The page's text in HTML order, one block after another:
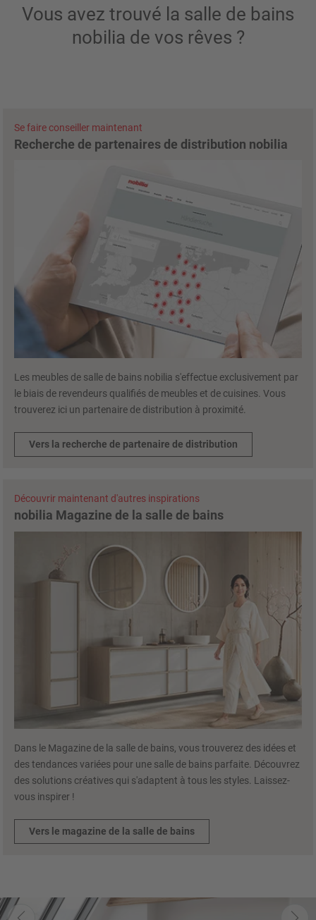
Vous avez trouvé la salle de bains
nobilia de vos rêves ?
Se faire conseiller maintenant
Recherche de partenaires de distribution nobilia
Les meubles de salle de bains nobilia s'effectue exclusivement par
le biais de revendeurs qualifiés de meubles et de cuisines. Vous
trouverez ici un partenaire de distribution à proximité.
Vers la recherche de partenaire de distribution
Découvrir maintenant d'autres inspirations
nobilia Magazine de la salle de bains
Dans le Magazine de la salle de bains, vous trouverez des idées et
des tendances variées pour une salle de bains parfaite. Découvrez
des solutions créatives qui s'adaptent à tous les styles. Laissez-
vous inspirer !
Vers le magazine de la salle de bains